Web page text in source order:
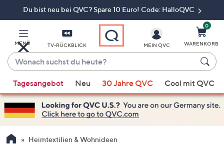
Du bist neu bei QVC? Spare 10 Euro! Code: HalloQVC
MENÜ TV-RÜCKBLICK
Wonach
suchst
du
heute?
Vorschläge
verfügbar
sind,
verwenden
Sie
MEIN QVC
0
WARENKORB
Tagesangebot Neu 30 Jahre QVC Cool mit QVC
Heimtextilien & Wohnideen